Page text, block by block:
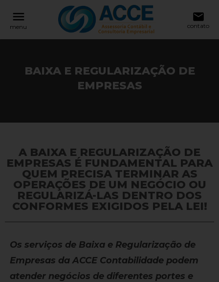
menu
menu
email
contato
reply NAVEGAÇÃO
Home
Baixa e Regularização
de Empresas
Auxílio ao Empresário
Blog
reply FALE CONOSCO
location_on Rua Barão de Leopoldina, 201 - Bairro
Pinheiro - BH / MG Cep 30530-080
Deixe sua Mensagem
BAIXA E REGULARIZAÇÃO DE
EMPRESAS
A BAIXA E REGULARIZAÇÃO DE
EMPRESAS É FUNDAMENTAL PARA
QUEM PRECISA TERMINAR AS
OPERAÇÕES DE UM NEGÓCIO OU
REGULARIZÁ-LAS DENTRO DOS
CONFORMES EXIGIDOS PELA LEI!
Os serviços de Baixa e Regularização de
Empresas da ACCE Contabilidade podem
atender negócios de diferentes portes e